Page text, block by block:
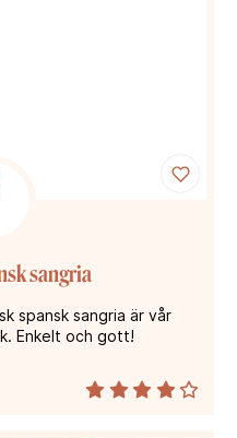
sangria
spansk sangria är vår
Enkelt och gott!